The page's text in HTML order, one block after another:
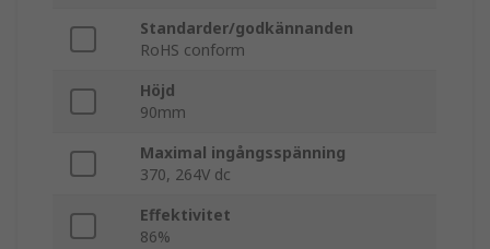
Standarder/godkännanden
RoHS conform
Höjd
90mm
Maximal ingångsspänning
370, 264V dc
Effektivitet
86%